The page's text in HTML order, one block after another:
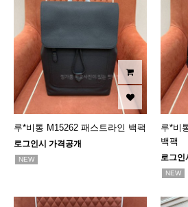
루*비통 M15262 패스트라인 백팩
로그인시 가격공개
NEW
루*비
백팩
로그인
NEW